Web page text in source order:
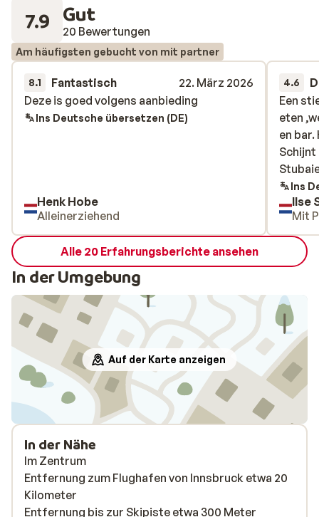
7.9 Gut
20 Bewertungen
Am häufigsten gebucht von mit partner
8.1 Fantastisch
22. März 2026
Deze is goed volgens aanbieding
Deze is goed volgens aanbieding
Ins Deutsche übersetzen (DE)
Henk Hobe
Alleinerziehend
4.6
Een
eten
en
Een
eten
en
Ins
Ilse
Mit
Alle 20 Erfahrungsberichte ansehen
In der Umgebung
Auf der Karte anzeigen
In der Nähe
Im Zentrum
Entfernung zum Flughafen von Innsbruck etwa 20
Kilometer
Entfernung bis zur Skipiste etwa 300 Meter